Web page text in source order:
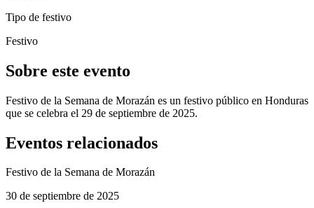
Tipo de festivo
Festivo
Sobre este evento
Festivo de la Semana de Morazán es un festivo público en Honduras
que se celebra el 29 de septiembre de 2025.
Eventos relacionados
Festivo de la Semana de Morazán
30 de septiembre de 2025